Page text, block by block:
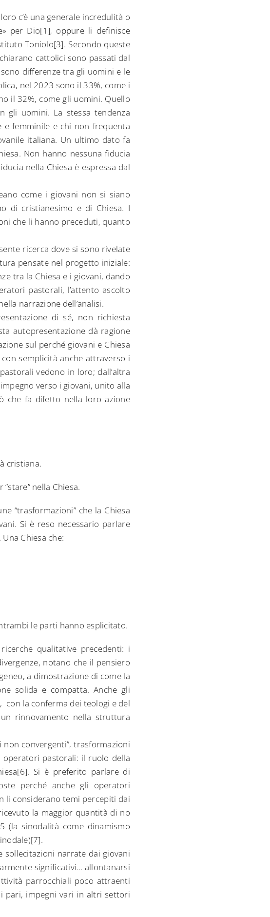
c’è una generale incredulità o
per Dio[1], oppure li definisce
Toniolo[3]. Secondo queste
cattolici sono passati dal
differenze tra gli uomini e le
nel 2023 sono il 33%, come i
il 32%, come gli uomini. Quello
gli uomini. La stessa tendenza
e femminile e chi non frequenta
italiana. Un ultimo dato fa
Non hanno nessuna fiducia
nella Chiesa è espressa dal
come i giovani non si siano
di cristianesimo e di Chiesa. I
che li hanno preceduti, quanto
ricerca dove si sono rivelate
pensate nel progetto iniziale:
tra la Chiesa e i giovani, dando
pastorali, l’attento ascolto
narrazione dell’analisi.
di sé, non richiesta
autopresentazione dà ragione
sul perché giovani e Chiesa
semplicità anche attraverso i
vedono in loro; dall’altra
verso i giovani, unito alla
che fa difetto nella loro azione
cristiana.
nella Chiesa.
“trasformazioni” che la Chiesa
Si è reso necessario parlare
Chiesa che:
le parti hanno esplicitato.
qualitative precedenti: i
notano che il pensiero
a dimostrazione di come la
solida e compatta. Anche gli
la conferma dei teologi e del
rinnovamento nella struttura
convergenti”, trasformazioni
operatori pastorali: il ruolo della
Si è preferito parlare di
perché anche gli operatori
li considerano temi percepiti dai
la maggior quantità di no
(la sinodalità come dinamismo
narrate dai giovani
significativi… allontanarsi
parrocchiali poco attraenti
pari, impegni vari in altri settori